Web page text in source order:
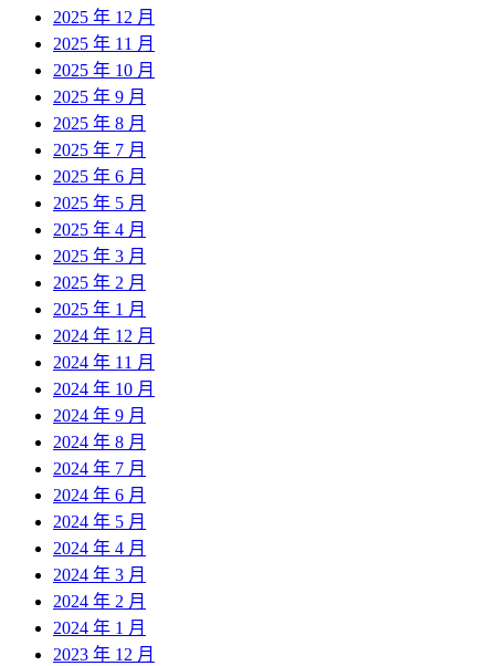
2025 年 12 月
2025 年 11 月
2025 年 10 月
2025 年 9 月
2025 年 8 月
2025 年 7 月
2025 年 6 月
2025 年 5 月
2025 年 4 月
2025 年 3 月
2025 年 2 月
2025 年 1 月
2024 年 12 月
2024 年 11 月
2024 年 10 月
2024 年 9 月
2024 年 8 月
2024 年 7 月
2024 年 6 月
2024 年 5 月
2024 年 4 月
2024 年 3 月
2024 年 2 月
2024 年 1 月
2023 年 12 月